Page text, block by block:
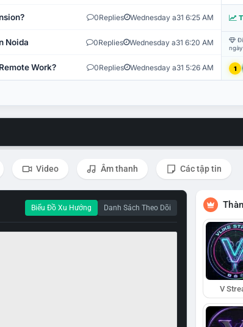
0Replies Wednesday a31 6:25 AM
Noida 0Replies Wednesday a31 6:20 AM
Work? 0Replies Wednesday a31 5:26 AM 1
Video Âm thanh Các tập tin
Biểu Đồ Xu Hướng Danh Sách Theo Dõi
V